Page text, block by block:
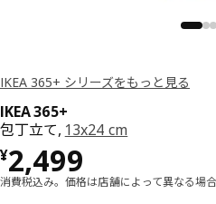
IKEA 365+ シリーズをもっと見る
IKEA 365+
包丁立て, 13x24 cm
¥2,499
価格 ¥ 2499
消費税込み。価格は店舗によって異なる場